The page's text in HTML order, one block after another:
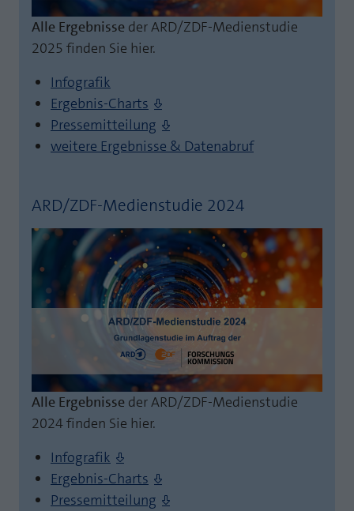
Alle Ergebnisse der ARD/ZDF-Medienstudie
2025 finden Sie hier.
Infografik
Ergebnis-Charts
Pressemitteilung
weitere Ergebnisse & Datenabruf
ARD/ZDF-Medienstudie 2024
Alle Ergebnisse der ARD/ZDF-Medienstudie
2024 finden Sie hier.
Infografik
Ergebnis-Charts
Pressemitteilung
Zweck PHPs Standard Sitzungs Identifikation
Laufzeit 1 Jahr
Cookie von AT INTERNET zur Steuerung der